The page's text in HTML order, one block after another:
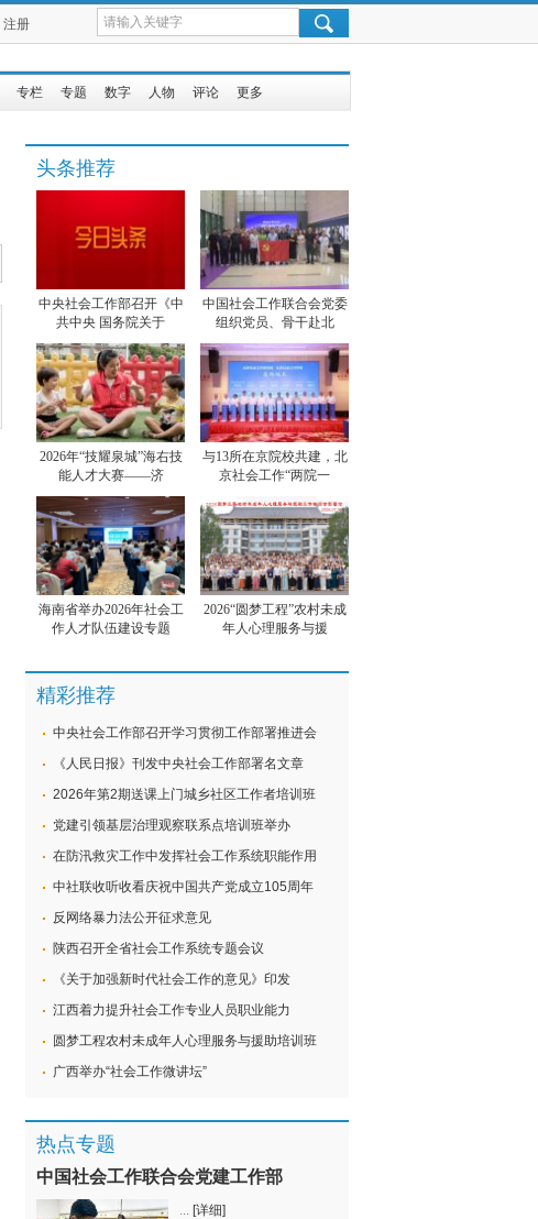
注册
专栏 专题 数字 人物 评论 更多
头条推荐
中央社会工作部召开《中
共中央 国务院关于
中国社会工作联合会党委
组织党员、骨干赴北
2026年“技耀泉城”海右技
能人才大赛——济
与13所在京院校共建，北
京社会工作“两院一
海南省举办2026年社会工
作人才队伍建设专题
2026“圆梦工程”农村未成
年人心理服务与援
精彩推荐
中央社会工作部召开学习贯彻工作部署推进会
《人民日报》刊发中央社会工作部署名文章
2026年第2期送课上门城乡社区工作者培训班
党建引领基层治理观察联系点培训班举办
在防汛救灾工作中发挥社会工作系统职能作用
中社联收听收看庆祝中国共产党成立105周年
反网络暴力法公开征求意见
陕西召开全省社会工作系统专题会议
《关于加强新时代社会工作的意见》印发
江西着力提升社会工作专业人员职业能力
圆梦工程农村未成年人心理服务与援助培训班
广西举办“社会工作微讲坛”
热点专题
中国社会工作联合会党建工作部
... [详细]